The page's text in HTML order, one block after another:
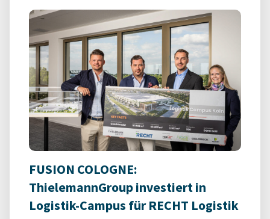
FUSION COLOGNE:
ThielemannGroup investiert in
Logistik-Campus für RECHT Logistik